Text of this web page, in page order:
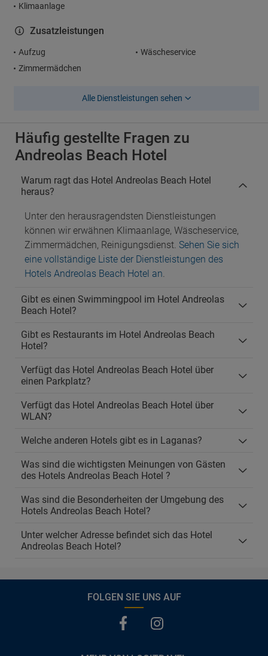
Klimaanlage
Zusatzleistungen
Aufzug
Wäscheservice
Zimmermädchen
Alle Dienstleistungen sehen
Häufig gestellte Fragen zu
Andreolas Beach Hotel
Warum ragt das Hotel Andreolas Beach Hotel
heraus?
Unter den herausragendsten Dienstleistungen
können wir erwähnen Klimaanlage, Wäscheservice,
Zimmermädchen, Reinigungsdienst. Sehen Sie sich
eine vollständige Liste der Dienstleistungen des
Hotels Andreolas Beach Hotel an.
Gibt es einen Swimmingpool im Hotel Andreolas
Beach Hotel?
Gibt es Restaurants im Hotel Andreolas Beach
Hotel?
Verfügt das Hotel Andreolas Beach Hotel über
einen Parkplatz?
Verfügt das Hotel Andreolas Beach Hotel über
WLAN?
Welche anderen Hotels gibt es in Laganas?
Was sind die wichtigsten Meinungen von Gästen
des Hotels Andreolas Beach Hotel ?
Was sind die Besonderheiten der Umgebung des
Hotels Andreolas Beach Hotel?
Unter welcher Adresse befindet sich das Hotel
Andreolas Beach Hotel?
FOLGEN SIE UNS AUF